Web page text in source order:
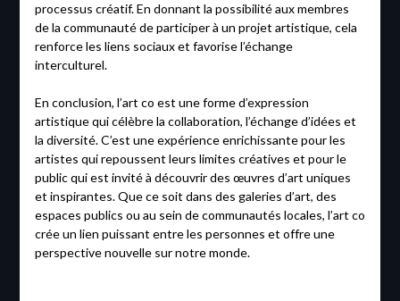
processus créatif. En donnant la possibilité aux membres
de la communauté de participer à un projet artistique, cela
renforce les liens sociaux et favorise l’échange
interculturel.
En conclusion, l’art co est une forme d’expression
artistique qui célèbre la collaboration, l’échange d’idées et
la diversité. C’est une expérience enrichissante pour les
artistes qui repoussent leurs limites créatives et pour le
public qui est invité à découvrir des œuvres d’art uniques
et inspirantes. Que ce soit dans des galeries d’art, des
espaces publics ou au sein de communautés locales, l’art co
crée un lien puissant entre les personnes et offre une
perspective nouvelle sur notre monde.